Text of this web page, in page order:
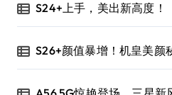
S24+上手，美出新高度！
S26+颜值暴增！机皇美颜